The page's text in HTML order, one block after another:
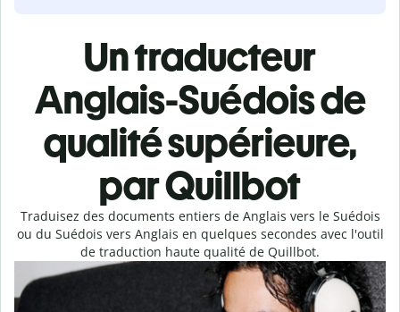
Un traducteur
Anglais-Suédois de
qualité supérieure,
par Quillbot
Traduisez des documents entiers de Anglais vers le Suédois
ou du Suédois vers Anglais en quelques secondes avec l'outil
de traduction haute qualité de Quillbot.